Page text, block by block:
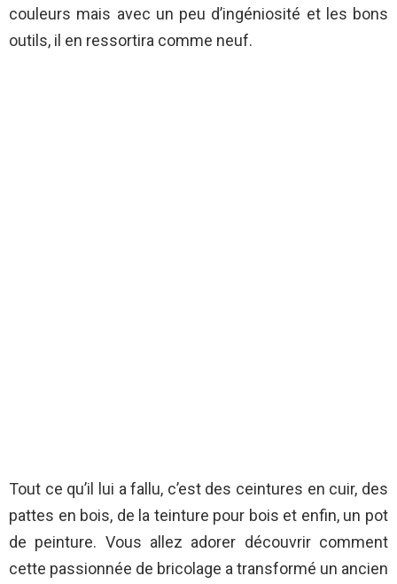
couleurs mais avec un peu d’ingéniosité et les bons
outils, il en ressortira comme neuf.
Tout ce qu’il lui a fallu, c’est des ceintures en cuir, des
pattes en bois, de la teinture pour bois et enfin, un pot
de peinture. Vous allez adorer découvrir comment
cette passionnée de bricolage a transformé un ancien